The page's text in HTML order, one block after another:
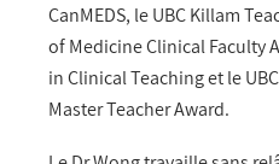
CanMEDS, le UBC Killam
of Medicine Clinical Faculty
in Clinical Teaching et le
Master Teacher Award.